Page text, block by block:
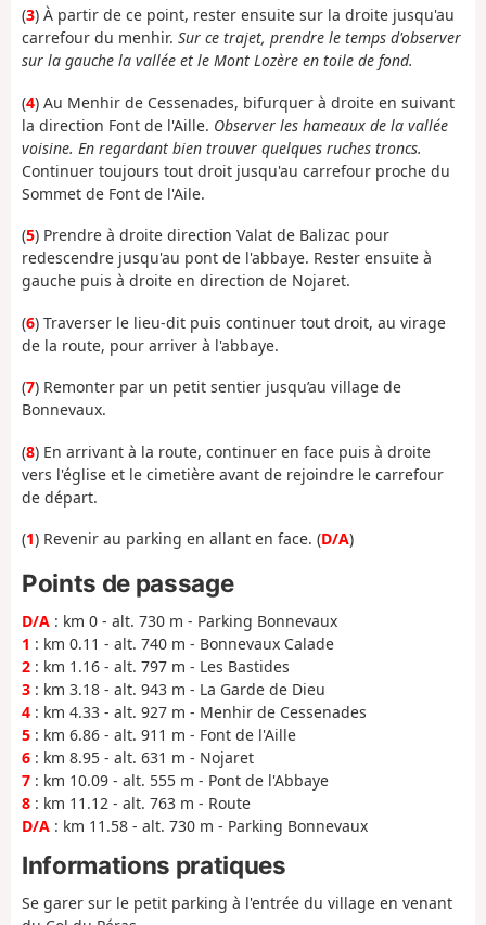
(3) À partir de ce point, rester ensuite sur la droite jusqu'au
carrefour du menhir. Sur ce trajet, prendre le temps d'observer
sur la gauche la vallée et le Mont Lozère en toile de fond.
(4) Au Menhir de Cessenades, bifurquer à droite en suivant
la direction Font de l'Aille. Observer les hameaux de la vallée
voisine. En regardant bien trouver quelques ruches troncs.
Continuer toujours tout droit jusqu'au carrefour proche du
Sommet de Font de l'Aile.
(5) Prendre à droite direction Valat de Balizac pour
redescendre jusqu'au pont de l'abbaye. Rester ensuite à
gauche puis à droite en direction de Nojaret.
(6) Traverser le lieu-dit puis continuer tout droit, au virage
de la route, pour arriver à l'abbaye.
(7) Remonter par un petit sentier jusqu’au village de
Bonnevaux.
(8) En arrivant à la route, continuer en face puis à droite
vers l'église et le cimetière avant de rejoindre le carrefour
de départ.
(1) Revenir au parking en allant en face. (D/A)
Points de passage
D/A : km 0 - alt. 730 m - Parking Bonnevaux
1 : km 0.11 - alt. 740 m - Bonnevaux Calade
2 : km 1.16 - alt. 797 m - Les Bastides
3 : km 3.18 - alt. 943 m - La Garde de Dieu
4 : km 4.33 - alt. 927 m - Menhir de Cessenades
5 : km 6.86 - alt. 911 m - Font de l'Aille
6 : km 8.95 - alt. 631 m - Nojaret
7 : km 10.09 - alt. 555 m - Pont de l'Abbaye
8 : km 11.12 - alt. 763 m - Route
D/A : km 11.58 - alt. 730 m - Parking Bonnevaux
Informations pratiques
Se garer sur le petit parking à l'entrée du village en venant